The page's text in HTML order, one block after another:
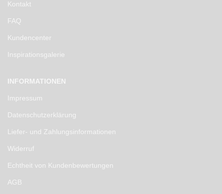
Kontakt
FAQ
Kundencenter
Inspirationsgalerie
INFORMATIONEN
Impressum
Datenschutzerklärung
Liefer- und Zahlungsinformationen
Widerruf
Echtheit von Kundenbewertungen
AGB